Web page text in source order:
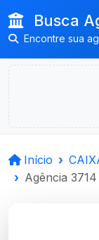
Busca
Encontre sua
Início
Agência 3714